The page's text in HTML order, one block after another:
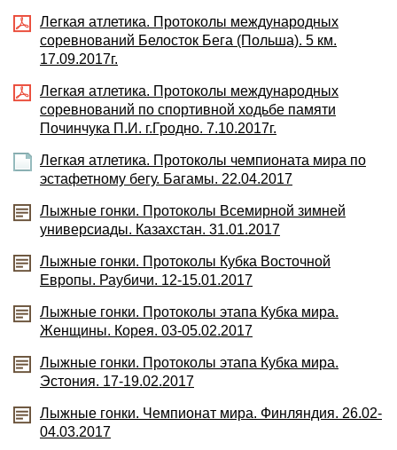
Легкая атлетика. Протоколы международных
соревнований Белосток Бега (Польша). 5 км.
17.09.2017г.
Легкая атлетика. Протоколы международных
соревнований по спортивной ходьбе памяти
Починчука П.И. г.Гродно. 7.10.2017г.
Легкая атлетика. Протоколы чемпионата мира по
эстафетному бегу. Багамы. 22.04.2017
Лыжные гонки. Протоколы Всемирной зимней
универсиады. Казахстан. 31.01.2017
Лыжные гонки. Протоколы Кубка Восточной
Европы. Раубичи. 12-15.01.2017
Лыжные гонки. Протоколы этапа Кубка мира.
Женщины. Корея. 03-05.02.2017
Лыжные гонки. Протоколы этапа Кубка мира.
Эстония. 17-19.02.2017
Лыжные гонки. Чемпионат мира. Финляндия. 26.02-
04.03.2017